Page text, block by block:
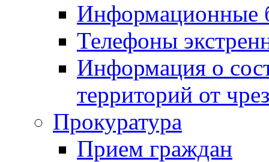
Информационные
Телефоны
Информация о
территорий от
Прокуратура
Прием граждан